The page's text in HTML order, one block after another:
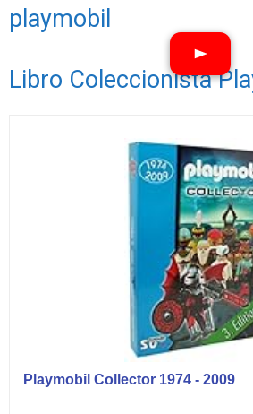
playmobil
Libro Coleccionista
Playmobil Collector 1974 - 2009